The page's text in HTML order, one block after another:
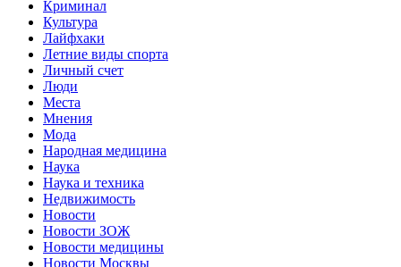
Криминал
Культура
Лайфхаки
Летние виды спорта
Личный счет
Люди
Места
Мнения
Мода
Народная медицина
Наука
Наука и техника
Недвижимость
Новости
Новости ЗОЖ
Новости медицины
Новости Москвы